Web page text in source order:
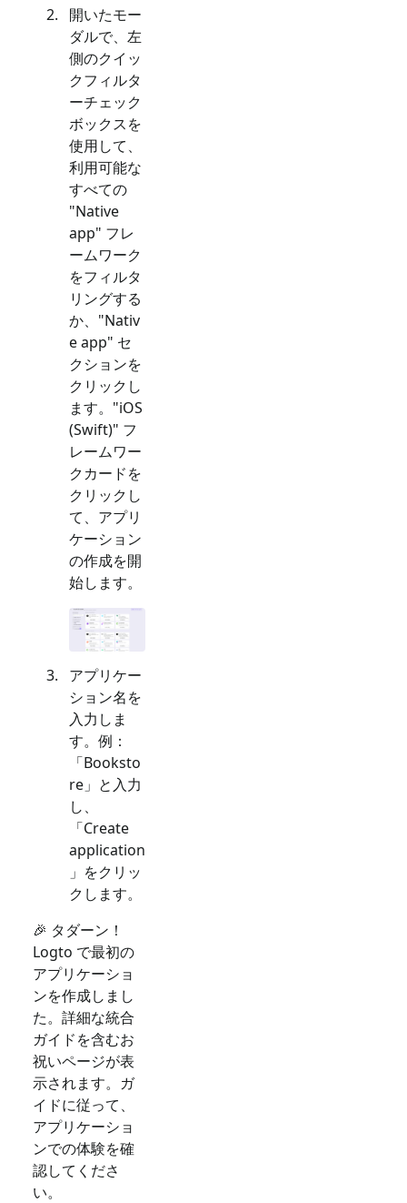
開いたモー
ダルで、左
側のクイッ
クフィルタ
ーチェック
ボックスを
使用して、
利用可能な
すべての
"Native
app" フレ
ームワーク
をフィルタ
リングする
か、"Nativ
e app" セ
クションを
クリックし
ます。"iOS
(Swift)" フ
レームワー
クカードを
クリックし
て、アプリ
ケーション
の作成を開
始します。
アプリケー
ション名を
入力しま
す。例：
「Booksto
re」と入力
し、
「Create
application
」をクリッ
クします。
🎉 タダーン！
Logto で最初の
アプリケーショ
ンを作成しまし
た。詳細な統合
ガイドを含むお
祝いページが表
示されます。ガ
イドに従って、
アプリケーショ
ンでの体験を確
認してくださ
い。